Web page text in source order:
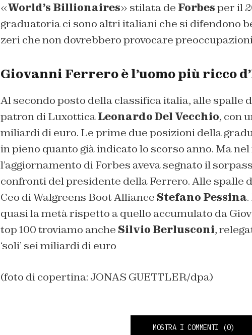
«World’s Billionaires» stilata de Forbesper il
graduatoria ci sono altri italiani che si difendono
zeri che non dovrebbero provocare
Giovanni Ferrero è l’uomo più ricco
Al secondo posto della classifica italia, alle spalle
patron di LuxotticaLeonardo Del Vecchio, con
miliardi di euro. Le prime due posizioni della
in pieno quanto già indicato lo scorso anno. Ma
l’aggiornamento di Forbes aveva segnato il
confronti del presidente della Ferrero. Alle spalle
Ceo di Walgreens Boot Alliance Stefano Pessina
quasi la metà rispetto a quello accumulato da
top 100 troviamo anche Silvio Berlusconi,
‘soli’ sei miliardi di euro
(foto di copertina: JONAS GUETTLER/dpa)
MOSTRA I COMMENTI (0)